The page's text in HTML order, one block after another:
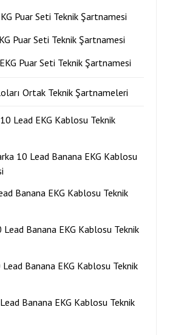
Puar Seti Teknik Şartnamesi
Puar Seti Teknik Şartnamesi
Puar Seti Teknik Şartnamesi
Ortak Teknik Şartnameleri
Lead EKG Kablosu Teknik
10 Lead Banana EKG Kablosu
Banana EKG Kablosu Teknik
Banana EKG Kablosu Teknik
Banana EKG Kablosu Teknik
Banana EKG Kablosu Teknik